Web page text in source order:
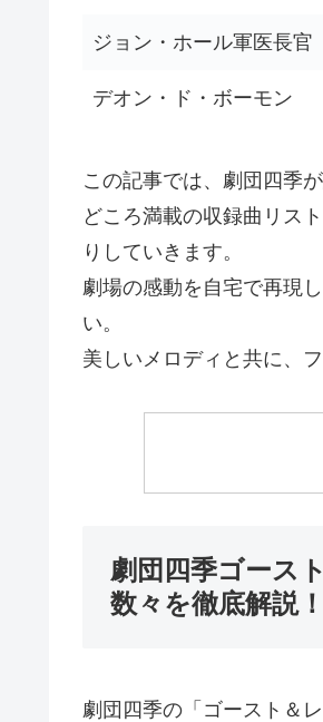
ジョン・ホール軍医長官
デオン・ド・ボーモン
この記事では、劇団四季
どころ満載の収録曲リス
りしていきます。
劇場の感動を自宅で再現
い。
美しいメロディと共に、
劇団四季ゴース
数々を徹底解説！
劇団四季の「ゴースト＆